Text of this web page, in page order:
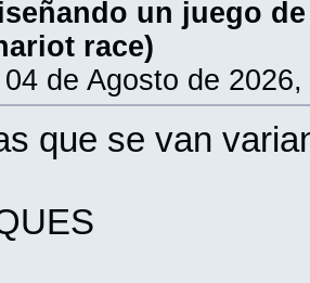
un juego
race)
04 de Agosto de
que se van